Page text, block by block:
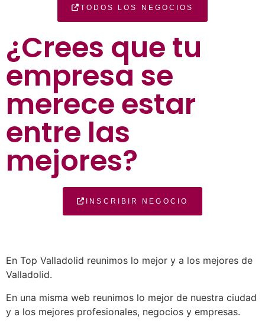
TODOS LOS NEGOCIOS
¿Crees que tu
empresa se
merece estar
entre las
mejores?
INSCRIBIR NEGOCIO
En Top Valladolid reunimos lo mejor y a los mejores de
Valladolid.
En una misma web reunimos lo mejor de nuestra ciudad
y a los mejores profesionales, negocios y empresas.